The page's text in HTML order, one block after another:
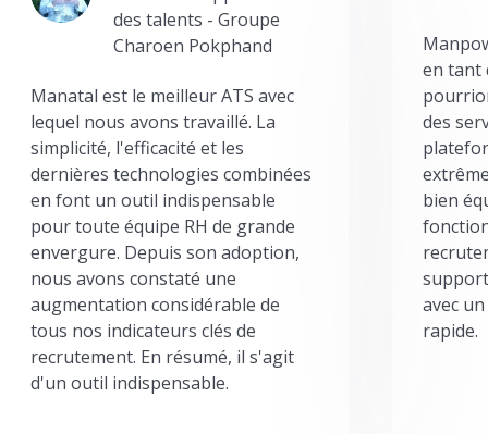
des talents - Groupe
Charoen Pokphand
Manatal est le meilleur ATS avec
lequel nous avons travaillé. La
simplicité, l'efficacité et les
dernières technologies combinées
en font un outil indispensable
pour toute équipe RH de grande
envergure. Depuis son adoption,
nous avons constaté une
augmentation considérable de
tous nos indicateurs clés de
recrutement. En résumé, il s'agit
d'un outil indispensable.
en tant
des
bien
avec
rapide.